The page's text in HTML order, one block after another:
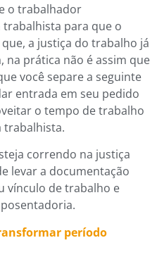
o trabalhador
para que o
a justiça do trabalho já
na prática não é assim que
você separe a seguinte
entrada em seu pedido
o tempo de trabalho
trabalhista.
correndo na justiça
levar a documentação
vínculo de trabalho e
período